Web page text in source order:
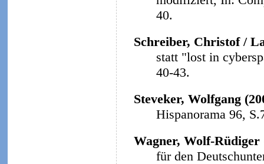
40.
Schreiber, Christof /
statt "lost in
40-43.
Steveker, Wolfgang
Hispanorama 96,
Wagner, Wolf-
für den